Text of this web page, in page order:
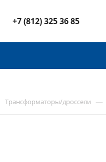
+7 (812) 325 36 85
Трансформаторы/дроссели —